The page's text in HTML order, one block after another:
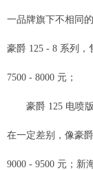
一品牌旗下不相同
豪爵 125 - 8 系列，
7500 - 8000 元；
豪爵 125 电喷版
在一定差别，像豪
9000 - 9500 元；新